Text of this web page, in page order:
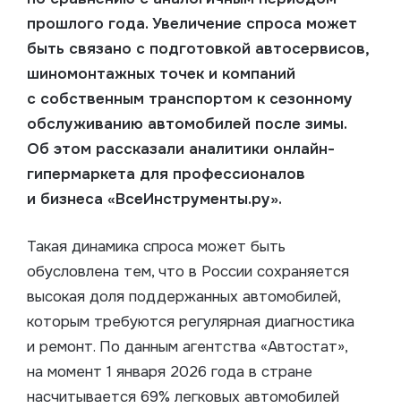
прошлого года. Увеличение спроса может
быть связано с подготовкой автосервисов,
шиномонтажных точек и компаний
с собственным транспортом к сезонному
обслуживанию автомобилей после зимы.
Об этом рассказали аналитики онлайн-
гипермаркета для профессионалов
и бизнеса «ВсеИнструменты.ру».
Такая динамика спроса может быть
обусловлена тем, что в России сохраняется
высокая доля поддержанных автомобилей,
которым требуются регулярная диагностика
и ремонт. По данным агентства «Автостат»,
на момент 1 января 2026 года в стране
насчитывается 69% легковых автомобилей